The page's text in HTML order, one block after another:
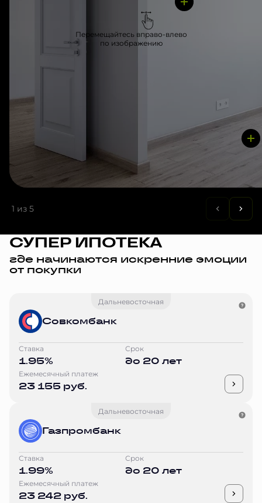
Перемещайтесь вправо-влево
по изображению
1 из 5
СУПЕР ИПОТЕКА
где начинаются искренние эмоции
от покупки
Дальневосточная
Совкомбанк
Ставка
1.95%
Срок
до 20 лет
Ежемесячный платеж
23 155 руб.
Дальневосточная
Газпромбанк
Ставка
1.99%
Срок
до 20 лет
Ежемесячный платеж
23 242 руб.